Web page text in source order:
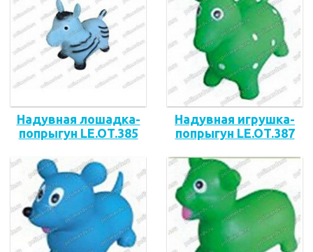
Надувная лошадка-
попрыгун LE.OT.385
Надувная игрушка-
попрыгун LE.OT.387